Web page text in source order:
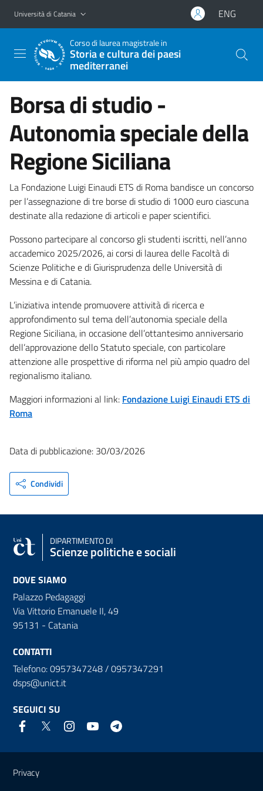
Vai al contenuto principale
Vai al menu di navigazione
Università di Catania ENG
Corso di laurea magistrale in
Storia e cultura dei paesi
mediterranei
Borsa di studio -
Autonomia speciale della
Regione Siciliana
La Fondazione Luigi Einaudi ETS di Roma bandisce un concorso
per l’assegnazione di tre borse di studio di 1000 euro ciascuna
destinate alla redazione di articoli e paper scientifici.
Possono partecipare al concorso gli studenti iscritti, nell’anno
accademico 2025/2026, ai corsi di laurea delle Facoltà di
Scienze Politiche e di Giurisprudenza delle Università di
Messina e di Catania.
L’iniziativa intende promuovere attività di ricerca e
approfondimento sul tema dell’autonomia speciale della
Regione Siciliana, in occasione dell’ottantesimo anniversario
dell’approvazione dello Statuto speciale, con particolare
attenzione alle prospettive di riforma nel più ampio quadro del
regionalismo italiano.
Maggiori informazioni al link: Fondazione Luigi Einaudi ETS di
Roma
Data di pubblicazione: 30/03/2026
Condividi
DIPARTIMENTO DI
Scienze politiche e sociali
DOVE SIAMO
Palazzo Pedagaggi
Via Vittorio Emanuele II, 49
95131 - Catania
CONTATTI
Telefono: 0957347248 / 0957347291
dsps@unict.it
SEGUICI SU
Link e informazioni utili
Privacy